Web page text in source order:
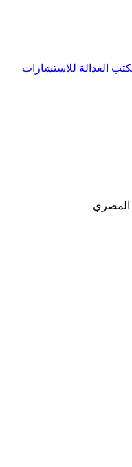
العدالة للاستشارات
المصري